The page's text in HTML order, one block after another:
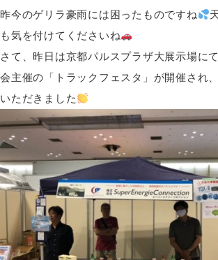
昨今のゲリラ豪雨には困ったものですね
も気を付けてくださいね
さて、昨日は京都パルスプラザ大展示場に
会主催の「トラックフェスタ」が開催され
いただきました